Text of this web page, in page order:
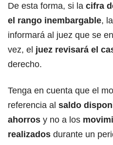
De esta forma, si la cifra
el rango inembargable,
informará al juez que se
vez, el juez revisará el
derecho.
Tenga en cuenta que el
referencia al saldo
ahorros y no a los
realizados durante un